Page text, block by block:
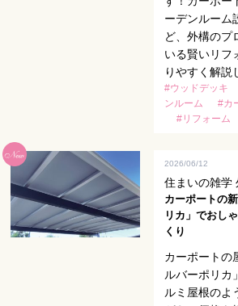
ーデンルーム
ど、外構のプ
いる賢いリフ
りやすく解説
#ウッドデッキ
ンルーム
#カ
#リフォーム
2026/06/12
住まいの雑学
カーポートの
リカ」でおし
くり
カーポートの
ルバーポリカ
ルミ屋根のよ